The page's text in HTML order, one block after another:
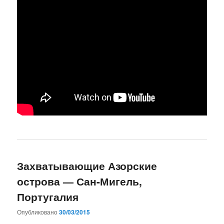
Захватывающие Азорские
острова — Сан-Мигель,
Португалия
Опубликовано30/03/2015